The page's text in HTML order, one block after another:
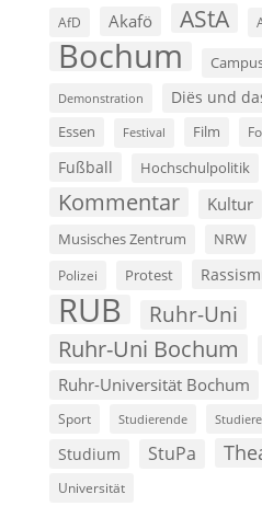
AfD Akafö AStA
Bochum
Demonstration Diës und
Essen Festival Film
Fußball Hochschulpolitik
Kommentar Kultur
Musisches Zentrum NRW
Polizei Protest
RUB Ruhr-Uni
Ruhr-Uni Bochum
Ruhr-Universität Bochum
Sport Studierende
Studium StuPa
Universität